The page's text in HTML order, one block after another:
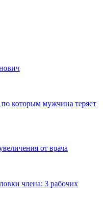
которым мужчина теряет
от врача
члена: 3 рабочих